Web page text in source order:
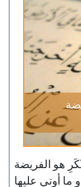
هو الفريضة
ما أوتي عليها